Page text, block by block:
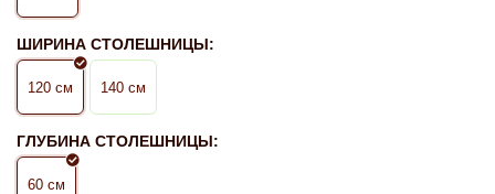
ШИРИНА СТОЛЕШНИЦЫ:
120 см 140 см
ГЛУБИНА СТОЛЕШНИЦЫ:
60 см